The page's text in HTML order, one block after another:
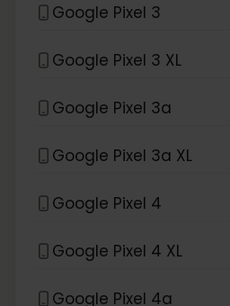
Google Pixel 3
Google Pixel 3 XL
Google Pixel 3a
Google Pixel 3a XL
Google Pixel 4
Google Pixel 4 XL
Google Pixel 4a